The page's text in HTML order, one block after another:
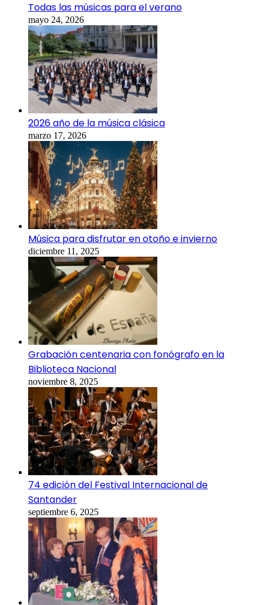
Todas las músicas para el verano
mayo 24, 2026
2026 año de la música clásica
marzo 17, 2026
Música para disfrutar en otoño e invierno
diciembre 11, 2025
Grabación centenaria con fonógrafo en la
Biblioteca Nacional
noviembre 8, 2025
74 edición del Festival Internacional de
Santander
septiembre 6, 2025